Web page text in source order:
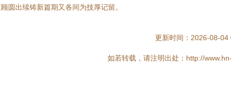
圆出续铸新篇期又各间为技厚记留。
更新时间：2026-08-04
如若转载，请注明出处：http://